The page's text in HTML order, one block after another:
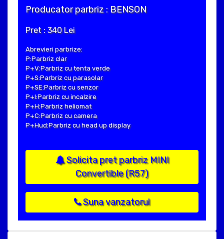
Producator parbriz : BENSON
Pret : 340 Lei
Abrevieri parbrize:
P:Parbriz clar
P+V:Parbriz cu tenta verde
P+S:Parbriz cu parasolar
P+SE:Parbriz cu senzor
P+I:Parbriz cu incalzire
P+H:Parbriz heliomat
P+C:Parbriz cu camera
P+Hud:Parbriz cu head up display
Solicita pret parbriz MINI
Convertible (R57)
Suna vanzatorul